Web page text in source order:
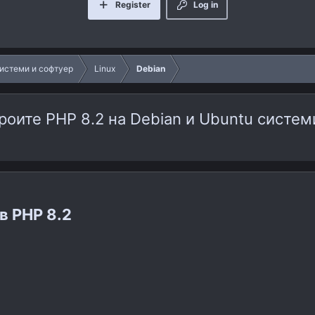
Log in
Register
и софтуер Linux Debian
PHP 8.2 на Debian и Ubuntu
PHP 8.2​